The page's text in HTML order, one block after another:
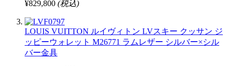
¥829,800 (税込)
LOUIS VUITTON ルイヴィトン LVスキー クッサン ジ
ッピーウォレット M26771 ラムレザー シルバー×シル
バー金具